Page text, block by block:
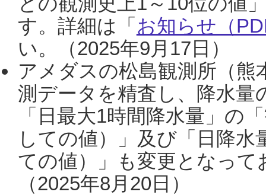
す。詳細は「 お知らせ（
い。（2025年9月17日）
アメダスの松島観測所（熊
測データを精査し、降水
「日最大1時間降水量」の
しての値）」及び「日降
ての値）」も変更となっ
（2025年8月20日）